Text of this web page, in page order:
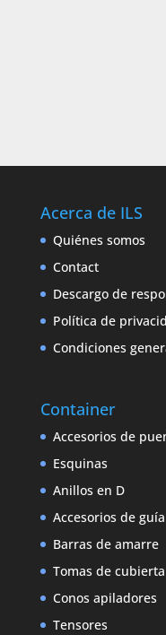
Acerca de ILS
Quiénes somos
Contact
Descargo de
Política de
Condiciones
Container
Accesorios de
Esquinas
Anillos en D
Accesorios de guía
Barras de amarre
Tomas de cubierta
Conos apiladores
Tensores